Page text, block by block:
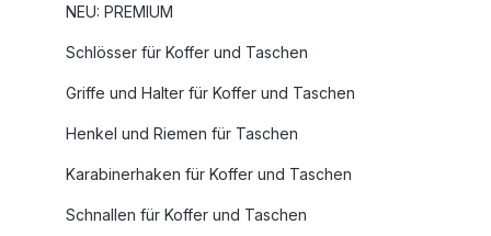
NEU: PREMIUM
Schlösser für Koffer und Taschen
Griffe und Halter für Koffer und Taschen
Henkel und Riemen für Taschen
Karabinerhaken für Koffer und Taschen
Schnallen für Koffer und Taschen